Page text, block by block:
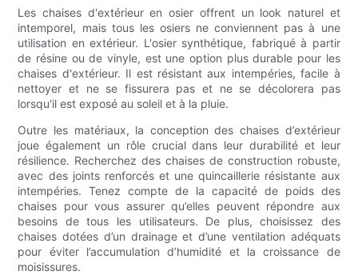
Les chaises d'extérieur en osier offrent un look naturel et
intemporel, mais tous les osiers ne conviennent pas à une
utilisation en extérieur. L'osier synthétique, fabriqué à partir
de résine ou de vinyle, est une option plus durable pour les
chaises d'extérieur. Il est résistant aux intempéries, facile à
nettoyer et ne se fissurera pas et ne se décolorera pas
lorsqu'il est exposé au soleil et à la pluie.
Outre les matériaux, la conception des chaises d’extérieur
joue également un rôle crucial dans leur durabilité et leur
résilience. Recherchez des chaises de construction robuste,
avec des joints renforcés et une quincaillerie résistante aux
intempéries. Tenez compte de la capacité de poids des
chaises pour vous assurer qu’elles peuvent répondre aux
besoins de tous les utilisateurs. De plus, choisissez des
chaises dotées d’un drainage et d’une ventilation adéquats
pour éviter l’accumulation d’humidité et la croissance de
moisissures.